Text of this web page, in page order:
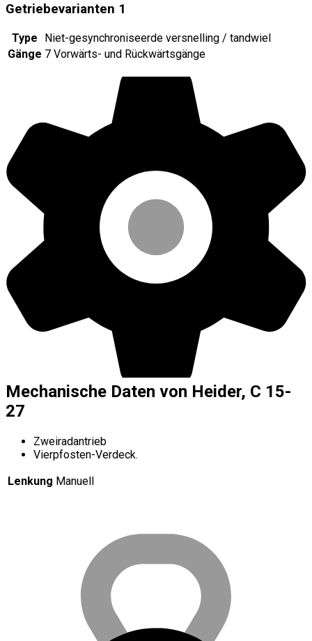
Getriebevarianten 1
Type
Niet-gesynchroniseerde versnelling / tandwiel
Gänge 7 Vorwärts- und Rückwärtsgänge
Mechanische Daten von Heider, C 15-
27
Zweiradantrieb
Vierpfosten-Verdeck.
Lenkung Manuell